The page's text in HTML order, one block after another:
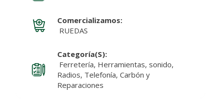
Comercializamos:
RUEDAS
Categoría(s):
Ferretería, Herramientas, sonido,
Radios, Telefonía, Carbón y
Reparaciones